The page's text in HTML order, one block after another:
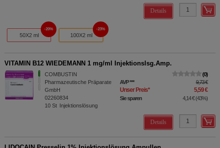
Details
50X2 ml
20%
100X2 ml
23%
VITAMIN B12 WIEDEMANN 1 mg/ml Injektionslsg.Amp.
COMBUSTIN
Pharmazeutische Präparate
GmbH
02260834
10 St Injektionslösung
0
AVP*** 9,73 €
Unser Preis* 5,59 €
Sie sparen 4,14 €(43%)
Details